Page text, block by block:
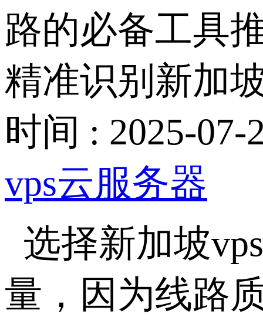
路的必备工具
精准识别新加
时间 : 2025-07-
vps云服务器
选择新加坡vps
量，因为线路